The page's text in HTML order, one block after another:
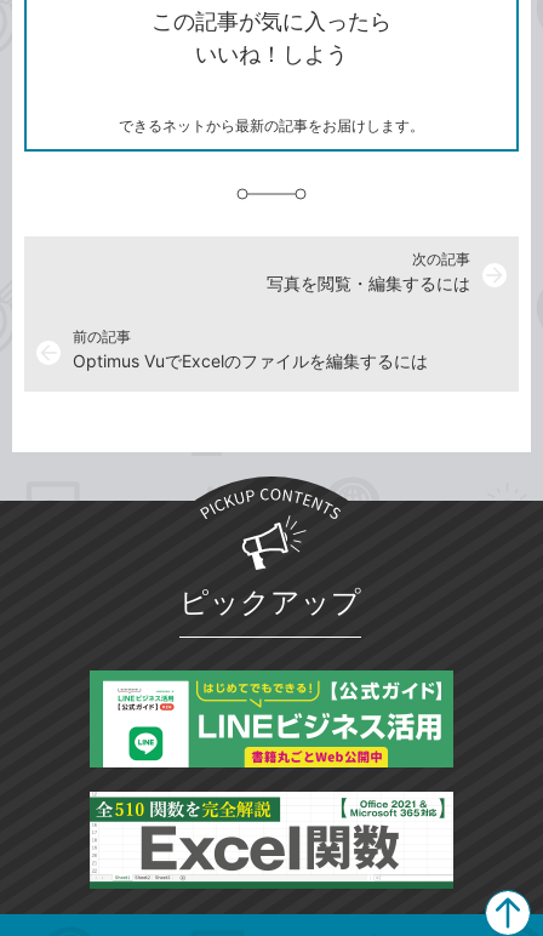
シ
ェ
ア
ェ
ア
ブ
ッ
ク
ク
を
コ
この記事が気に入ったら
いいね！しよう
できるネットから最新の記事をお届けします。
前の記事
Optimus VuでExcelのファイルを編集するには
次の記事
写真を閲覧・編集するには
ピックアップ